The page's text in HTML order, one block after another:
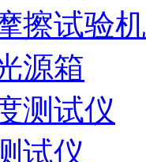
擦试验机
源箱
测试仪
试仪